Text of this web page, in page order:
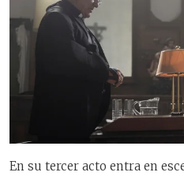
En su tercer acto entra en